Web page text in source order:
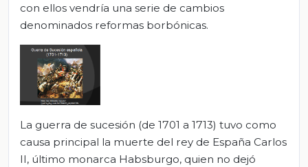
con ellos vendría una serie de cambios
denominados reformas borbónicas.
La guerra de sucesión (de 1701 a 1713) tuvo como
causa principal la muerte del rey de España Carlos
II, último monarca Habsburgo, quien no dejó